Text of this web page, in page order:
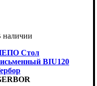
Стол
BIU120